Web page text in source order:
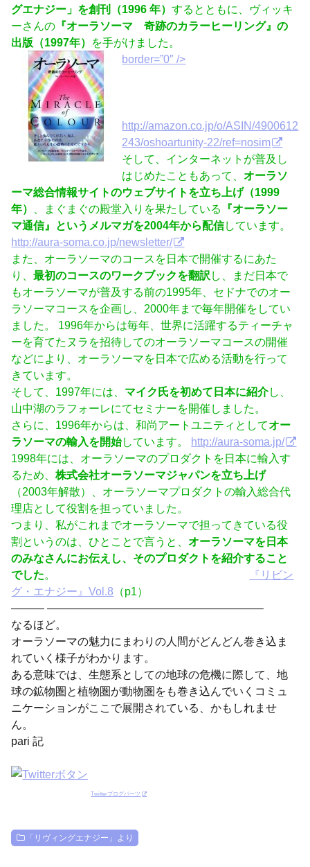
グエナジー」を創刊（1996 年）するとともに、ヴィッキ
ーさんの 『オーラソーマ 奇跡のカラーヒーリング』の
出版（1997年） を手がけました。
border=”0″ />
http://amazon.co.jp/o/ASIN/4900612
243/oshoartunity-22/ref=nosim
そして、インターネットが普及し
はじめたこともあって、オーラソ
ーマ総合情報サイトのウェブサイトを立ち上げ（1999
年）
、まぐまぐの殿堂入りを果たしている
『オーラソー
マ通信』というメルマガを2004年から配信しています。
http://aura-soma.co.jp/newsletter/
また、オーラソーマのコースを日本で開催するにあた
り、最初のコースのワークブックを翻訳 し、まだ日本で
もオーラソーマが普及する前の1995年、セドナでのオー
ラソーマコースを企画し、2000年まで毎年開催をしてい
ました。 1996年からは毎年、世界に活躍するティーチャ
ーを育てたヌラを招待してのオーラソーマコースの開催
などにより、オーラソーマを日本で広める活動を行って
きています。
そして、1997年には、 マイク氏を初めて日本に紹介し、
山中湖のラフォーレにてセミナーを開催しました。
さらに、1996年からは、和尚アートユニティとしてオー
ラソーマの輸入を開始しています。 http://aura-soma.jp/
1998年には、オーラソーマのプロダクトを日本に輸入す
るため、株式会社オーラソーマジャパンを立ち上げ
（2003年解散）、オーラソーマプロダクトの輸入総合代
理店として役割を担っていました。
つまり、私がこれまでオーラソーマで担ってきている役
割というのは、ひとことで言うと、オーラソーマを日本
のみなさんにお伝えし、そのプロダクトを紹介すること
でした。
『リビン
グ・エナジー』Vol.8 （p1）
——— ———————————————————–
なるほど。
オーラソーマの魅力にまわりの人間がどんどん巻き込ま
れていく様子がわかります。
ある意味では、生態系としての地球の危機に際して、地
球の鉱物圏と植物圏が動物圏をも巻き込んでいくコミュ
ニケーションがここで展開されている、かもしれませ
ん。
pari 記
Twitterブログパーツ
「リヴィングエナジー」より